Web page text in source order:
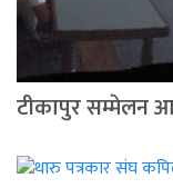
टीकापुर सम्मेलन